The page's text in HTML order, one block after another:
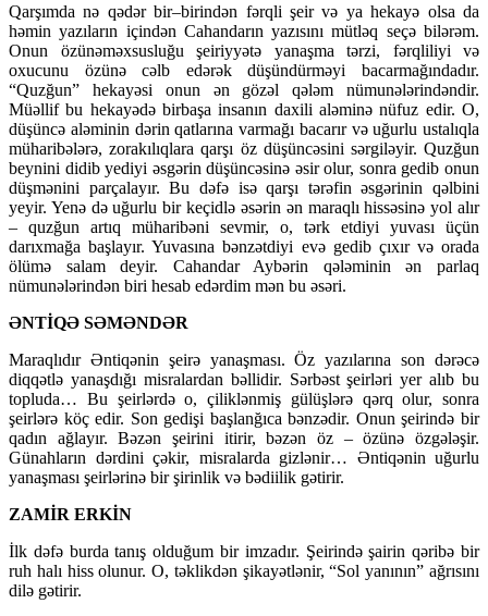
Qarşımda nə qədər bir–birindən fərqli şeir və ya hekayə olsa da
həmin yazıların içindən Cahandarın yazısını mütləq seçə bilərəm.
Onun özünəməxsusluğu şeiriyyətə yanaşma tərzi, fərqliliyi və
oxucunu özünə cəlb edərək düşündürməyi bacarmağındadır.
“Quzğun” hekayəsi onun ən gözəl qələm nümunələrindəndir.
Müəllif bu hekayədə birbaşa insanın daxili aləminə nüfuz edir. O,
düşüncə aləminin dərin qatlarına varmağı bacarır və uğurlu ustalıqla
müharibələrə, zorakılıqlara qarşı öz düşüncəsini sərgiləyir. Quzğun
beynini didib yediyi əsgərin düşüncəsinə əsir olur, sonra gedib onun
düşmənini parçalayır. Bu dəfə isə qarşı tərəfin əsgərinin qəlbini
yeyir. Yenə də uğurlu bir keçidlə əsərin ən maraqlı hissəsinə yol alır
– quzğun artıq müharibəni sevmir, o, tərk etdiyi yuvası üçün
darıxmağa başlayır. Yuvasına bənzətdiyi evə gedib çıxır və orada
ölümə salam deyir. Cahandar Aybərin qələminin ən parlaq
nümunələrindən biri hesab edərdim mən bu əsəri.
ƏNTİQƏ SƏMƏNDƏR
Maraqlıdır Əntiqənin şeirə yanaşması. Öz yazılarına son dərəcə
diqqətlə yanaşdığı misralardan bəllidir. Sərbəst şeirləri yer alıb bu
topluda… Bu şeirlərdə o, çiliklənmiş gülüşlərə qərq olur, sonra
şeirlərə köç edir. Son gedişi başlanğıca bənzədir. Onun şeirində bir
qadın ağlayır. Bəzən şeirini itirir, bəzən öz – özünə özgələşir.
Günahların dərdini çəkir, misralarda gizlənir… Əntiqənin uğurlu
yanaşması şeirlərinə bir şirinlik və bədiilik gətirir.
ZAMİR ERKİN
İlk dəfə burda tanış olduğum bir imzadır. Şeirində şairin qəribə bir
ruh halı hiss olunur. O, təklikdən şikayətlənir, “Sol yanının” ağrısını
dilə gətirir.